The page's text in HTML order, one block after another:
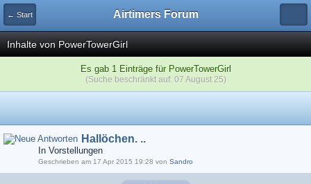
← Start Airtimers Forum
Inhalte von PowerTowerGirl
Es gab 1 Einträge für PowerTowerGirl
(Suche beschränkt auf: 07 August 25)
Hallöchen. ..
In Vorstellungen
Geschrieben am 17 Apr 2015 19:28 von Sandro